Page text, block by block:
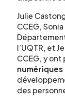
Julie
CCEG,
l’UQTR, et
CCEG, y
numériques
des